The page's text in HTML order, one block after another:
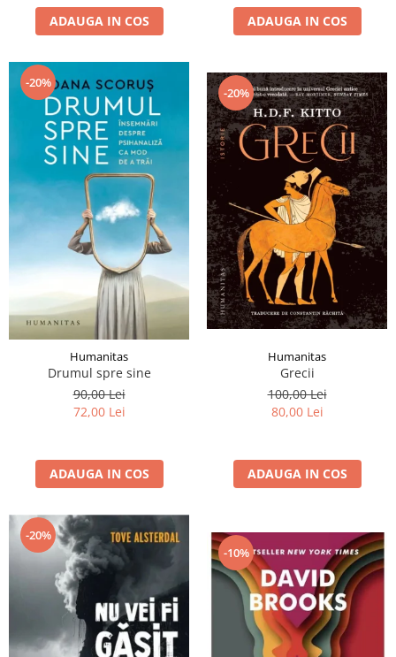
ADAUGA IN COS ADAUGA IN COS
-20%
Humanitas
Drumul spre sine
90,00 Lei
72,00 Lei
ADAUGA IN COS
-20%
Humanitas
Grecii
100,00 Lei
80,00 Lei
ADAUGA IN COS
-20%
-10%